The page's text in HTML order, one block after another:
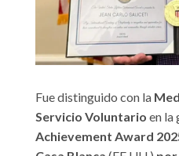
Fue distinguido con la
Servicio Voluntario en la
Achievement Award